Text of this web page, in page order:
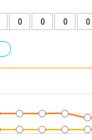
0 0 0 0